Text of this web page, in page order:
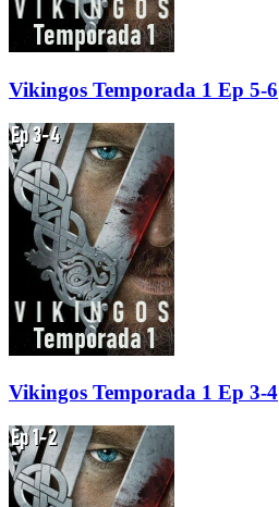
Vikingos Temporada 1 Ep 5-6
Vikingos Temporada 1 Ep 3-4